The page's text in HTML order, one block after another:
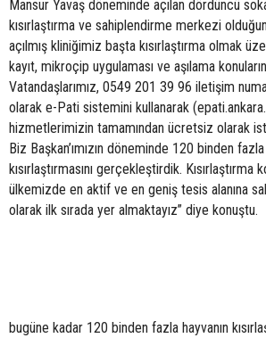
Mansur Yavaş döneminde açılan dördüncü
kısırlaştırma ve sahiplendirme merkezi
açılmış kliniğimiz başta kısırlaştırma olmak
kayıt, mikroçip uygulaması ve aşılama
Vatandaşlarımız, 0549 201 39 96 iletişim
olarak e-Pati sistemini kullanarak
hizmetlerimizin tamamından ücretsiz olarak
Biz Başkan’ımızın döneminde 120 binden fazla
kısırlaştırmasını gerçekleştirdik. Kısırlaştırma
ülkemizde en aktif ve en geniş tesis alanına
olarak ilk sırada yer almaktayız” diye konuştu.
bugüne kadar 120 binden fazla hayvanın